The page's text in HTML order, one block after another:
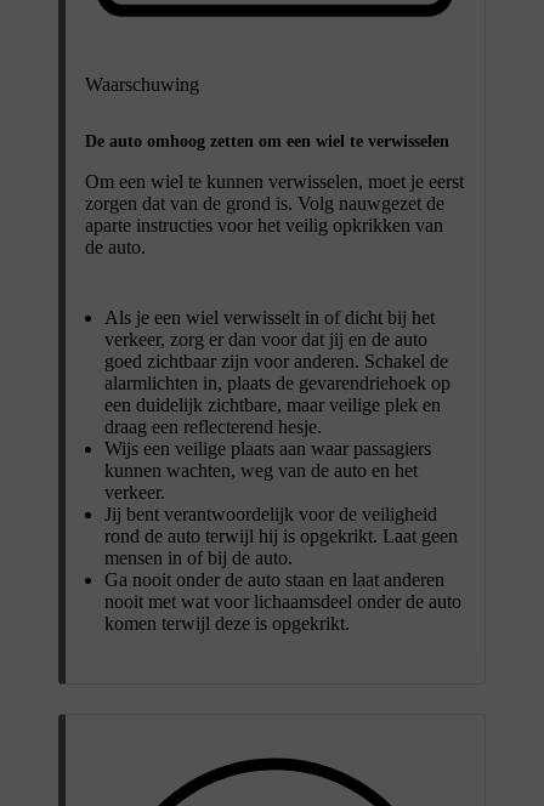
Waarschuwing
De auto omhoog zetten om een wiel te verwisselen
Om een wiel te kunnen verwisselen, moet je eerst
zorgen dat van de grond is. Volg nauwgezet de
aparte instructies voor het veilig opkrikken van
de auto.
Als je een wiel verwisselt in of dicht bij het
verkeer, zorg er dan voor dat jij en de auto
goed zichtbaar zijn voor anderen. Schakel de
alarmlichten in, plaats de gevarendriehoek op
een duidelijk zichtbare, maar veilige plek en
draag een reflecterend hesje.
Wijs een veilige plaats aan waar passagiers
kunnen wachten, weg van de auto en het
verkeer.
Jij bent verantwoordelijk voor de veiligheid
rond de auto terwijl hij is opgekrikt. Laat geen
mensen in of bij de auto.
Ga nooit onder de auto staan en laat anderen
nooit met wat voor lichaamsdeel onder de auto
komen terwijl deze is opgekrikt.